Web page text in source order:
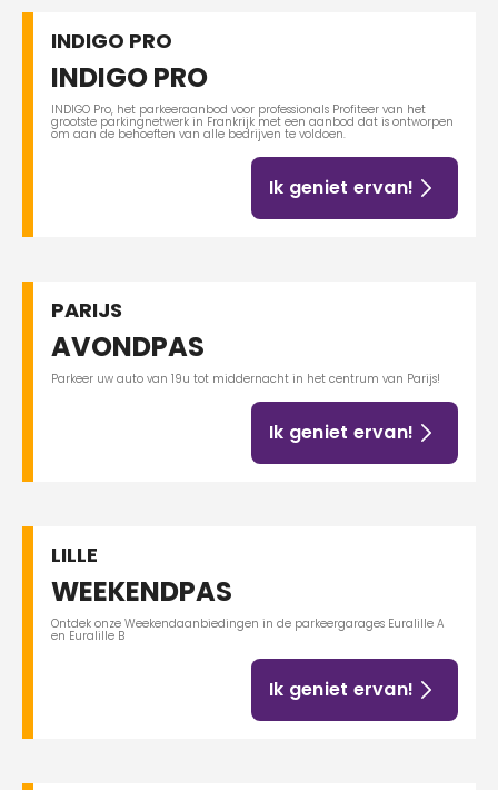
INDIGO PRO
INDIGO PRO
INDIGO Pro, het parkeeraanbod voor professionals Profiteer van het
grootste parkingnetwerk in Frankrijk met een aanbod dat is ontworpen
om aan de behoeften van alle bedrijven te voldoen.
Ik geniet ervan!
PARIJS
AVONDPAS
Parkeer uw auto van 19u tot middernacht in het centrum van Parijs!
Ik geniet ervan!
LILLE
WEEKENDPAS
Ontdek onze Weekendaanbiedingen in de parkeergarages Euralille A
en Euralille B
Ik geniet ervan!